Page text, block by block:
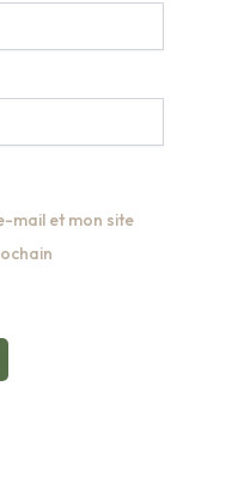
mail et mon site